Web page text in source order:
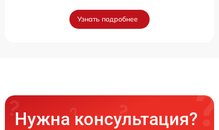
Узнать подробнее
Нужна консультация?